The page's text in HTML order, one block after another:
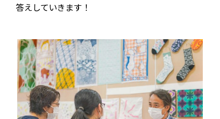
答えしていきます！